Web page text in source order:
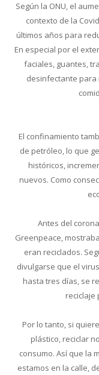
Según la ONU, el
contexto de la
últimos años para
En especial por el
faciales, guantes,
desinfectante para
El confinamiento
de petróleo, lo que
históricos,
nuevos. Como
Antes del
Greenpeace,
eran reciclados.
divulgarse que el
hasta tres días, se
reciclaje
Por lo tanto, si
plástico, reciclar
consumo. Así que la
estamos en la calle,